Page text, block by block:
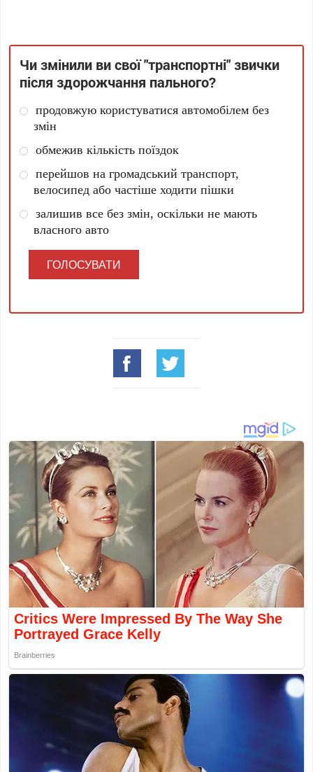
Чи змінили ви свої "транспортні" звички
після здорожчання пального?
продовжую користуватися автомобілем без
змін
обмежив кількість поїздок
перейшов на громадський транспорт,
велосипед або частіше ходити пішки
залишив все без змін, оскільки не мають
власного авто